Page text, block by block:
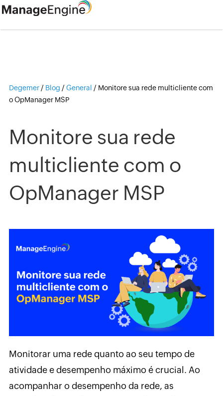
Degemer / Blog / General / Monitore sua rede multicliente com
o OpManager MSP
Monitore sua rede
multicliente com o
OpManager MSP
Monitorar uma rede quanto ao seu tempo de
atividade e desempenho máximo é crucial. Ao
acompanhar o desempenho da rede, as